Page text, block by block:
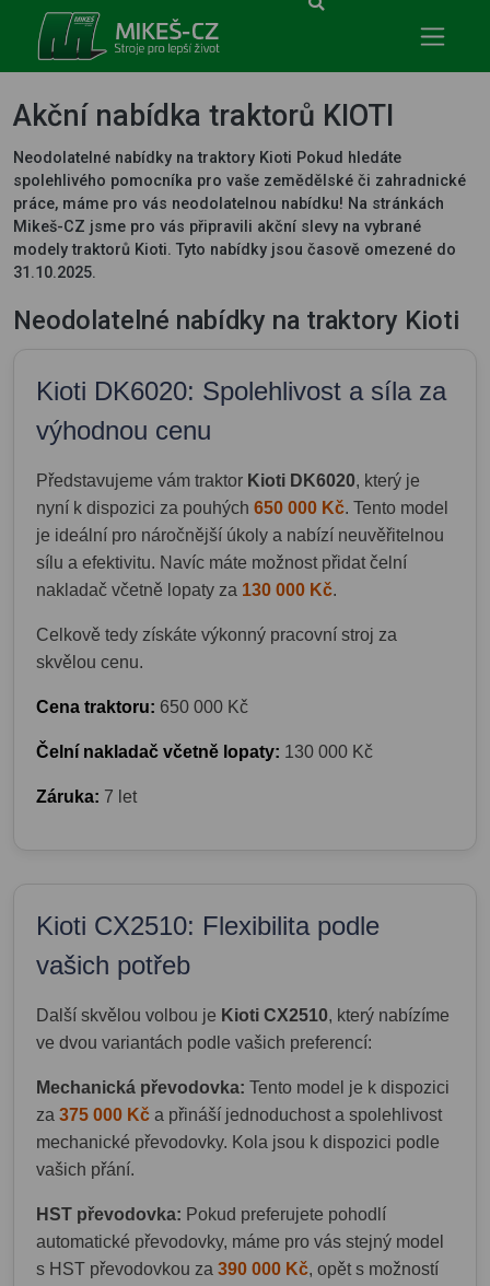
Akční nabídka traktorů KIOTI
Neodolatelné nabídky na traktory Kioti Pokud hledáte
spolehlivého pomocníka pro vaše zemědělské či zahradnické
práce, máme pro vás neodolatelnou nabídku! Na stránkách
Mikeš-CZ jsme pro vás připravili akční slevy na vybrané
modely traktorů Kioti. Tyto nabídky jsou časově omezené do
31.10.2025.
Neodolatelné nabídky na traktory Kioti
Kioti DK6020: Spolehlivost a síla za
výhodnou cenu
Představujeme vám traktor Kioti DK6020, který je
nyní k dispozici za pouhých 650 000 Kč. Tento model
je ideální pro náročnější úkoly a nabízí neuvěřitelnou
sílu a efektivitu. Navíc máte možnost přidat čelní
nakladač včetně lopaty za 130 000 Kč.
Celkově tedy získáte výkonný pracovní stroj za
skvělou cenu.
Cena traktoru: 650 000 Kč
Čelní nakladač včetně lopaty: 130 000 Kč
Záruka: 7 let
Kioti CX2510: Flexibilita podle
vašich potřeb
Další skvělou volbou je Kioti CX2510, který nabízíme
ve dvou variantách podle vašich preferencí:
Mechanická převodovka: Tento model je k dispozici
za 375 000 Kč a přináší jednoduchost a spolehlivost
mechanické převodovky. Kola jsou k dispozici podle
vašich přání.
HST převodovka: Pokud preferujete pohodlí
automatické převodovky, máme pro vás stejný model
s HST převodovkou za 390 000 Kč, opět s možností